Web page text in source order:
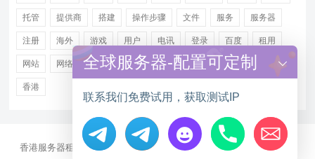
托管 提供商 搭建 操作步骤 文件 服务 服务器
注册 海外 游戏 用户 电讯 登录 百度 租用
网站 网络 腾讯 虚拟主机 证书 配置 阿里
香港
香港服务器租用 海外CN2服务器 站群多IP服务器 海外云服务器
全球服务器-配置可定制
联系我们免费试用，获取测试IP